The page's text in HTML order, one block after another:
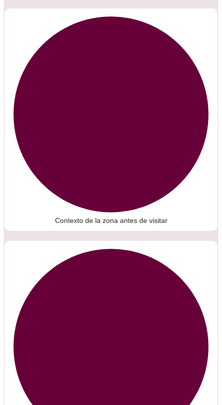
Contexto de la zona antes de visitar